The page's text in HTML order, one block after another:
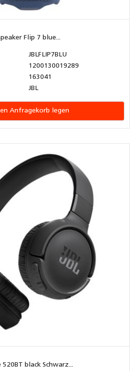
Flip 7 blue...
JBLFLIP7BLU
1200130019289
163041
JBL
Anfragekorb legen
520BT black Schwarz...